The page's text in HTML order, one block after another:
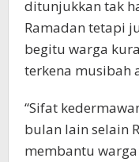
ditunjukkan tak
Ramadan tetapi
begitu warga
terkena musibah
“Sifat
bulan lain selain
membantu